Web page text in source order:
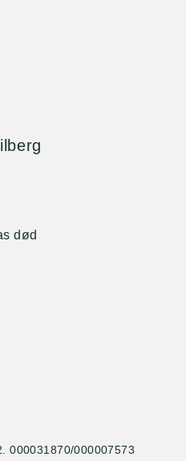
000031870/000007573
død